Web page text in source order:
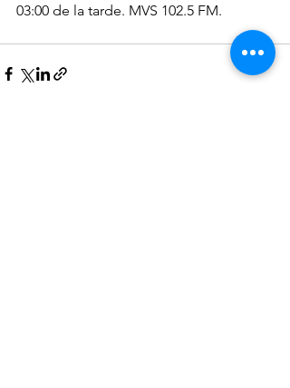
03:00 de la tarde. MVS 102.5 FM.